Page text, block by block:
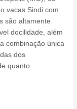
vacas Sindi com
são altamente
docilidade, além
combinação única
dos
quanto